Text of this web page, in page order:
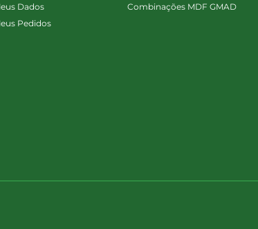
Dados
Pedidos
Combinações MDF GMAD